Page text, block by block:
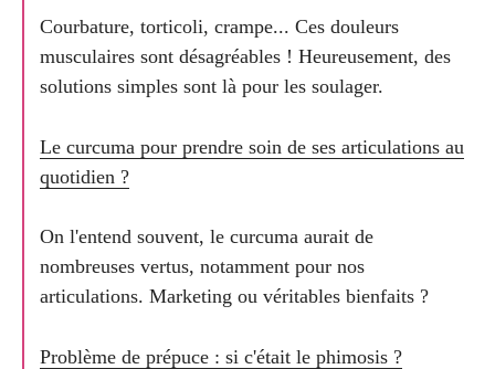
Courbature, torticoli, crampe... Ces douleurs
musculaires sont désagréables ! Heureusement, des
solutions simples sont là pour les soulager.
Le curcuma pour prendre soin de ses articulations au
quotidien ?
On l'entend souvent, le curcuma aurait de
nombreuses vertus, notamment pour nos
articulations. Marketing ou véritables bienfaits ?
Problème de prépuce : si c'était le phimosis ?